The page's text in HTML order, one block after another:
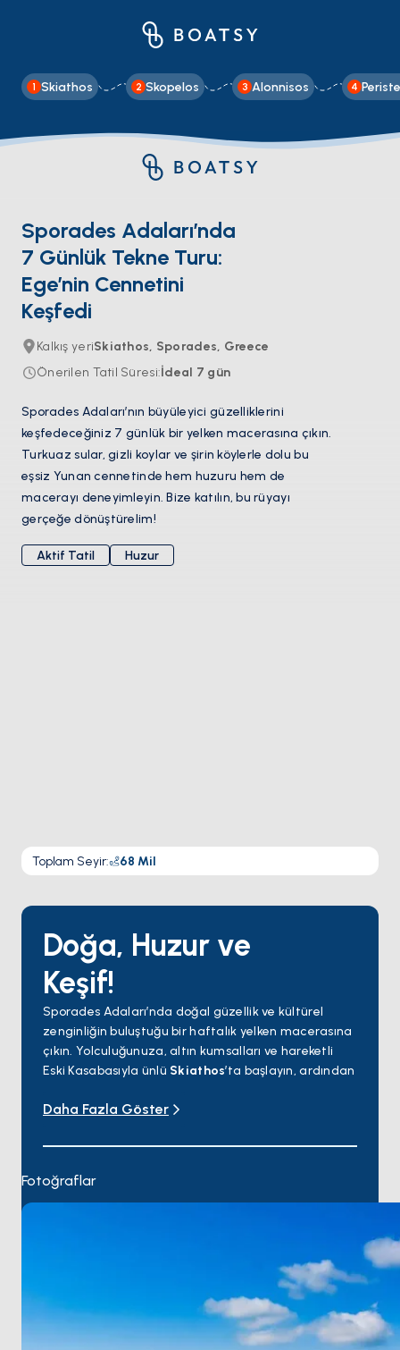
1 Skiathos 2 Skopelos 3 Alonnisos 4
Sporades Adaları’nda
7 Günlük Tekne Turu:
Ege’nin Cennetini
Keşfedi
Kalkış yeriSkiathos, Sporades, Greece
Önerilen Tatil Süresi:İdeal 7 gün
Sporades Adaları’nın büyüleyici güzelliklerini
keşfedeceğiniz 7 günlük bir yelken macerasına çıkın.
Turkuaz sular, gizli koylar ve şirin köylerle dolu bu
eşsiz Yunan cennetinde hem huzuru hem de
macerayı deneyimleyin. Bize katılın, bu rüyayı
gerçeğe dönüştürelim!
Aktif Tatil Huzur
Toplam Seyir: 68 Mil
Doğa, Huzur ve
Keşif!
Sporades Adaları’nda doğal güzellik ve kültürel
zenginliğin buluştuğu bir haftalık yelken macerasına
çıkın. Yolculuğunuza, altın kumsalları ve hareketli
Eski Kasabasıyla ünlü Skiathos’ta başlayın, ardından
Geleneksel sokaklarda dolaşın ve
Dördüncü gün, Yunanistan’ın ilk Ulusal Deniz Parkı’na
huzurluAlonnisos
’ya varın.
Yedinci gün, Sporades’in el değmemiş plajları, şirin
köyleri ve benzersiz mirasıyla dolu unutulmaz
anılarlaSkiathos’a dönün.
Daha Fazla Göster
Fotoğraflar